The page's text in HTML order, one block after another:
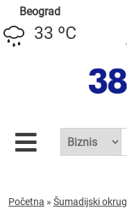
Beograd
33 ºC
Početna » Šumadijski okrug